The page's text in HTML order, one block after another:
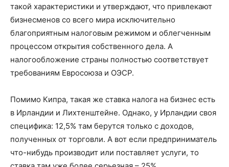
такой характеристики и утверждают, что привлекают
бизнесменов со всего мира исключительно
благоприятным налоговым режимом и облегченным
процессом открытия собственного дела. А
налогообложение страны полностью соответствует
требованиям Евросоюза и ОЭСР.
Помимо Кипра, такая же ставка налога на бизнес есть
в Ирландии и Лихтенштейне. Однако, у Ирландии своя
специфика: 12,5% там берутся только с доходов,
полученных от торговли. А вот если предприниматель
что-нибудь производит или поставляет услуги, то